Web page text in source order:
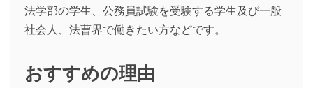
法学部の学生、公務員試験を受験する学生及び一般
社会人、法曹界で働きたい方などです。
おすすめの理由